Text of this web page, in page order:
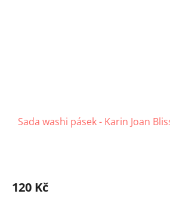
Sada washi pásek - Karin Joan
120 Kč